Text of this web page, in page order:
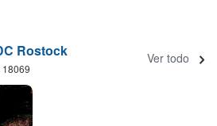
Rostock Ver todo